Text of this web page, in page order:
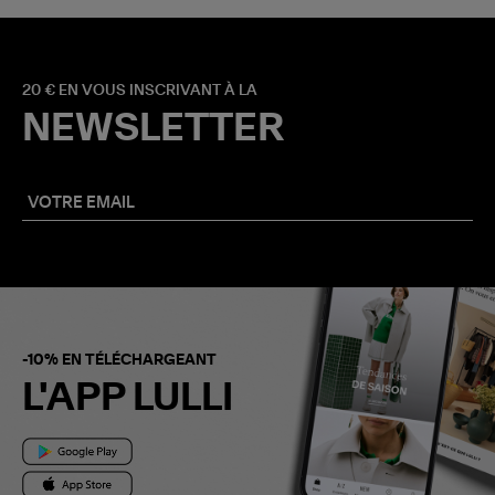
20 € EN VOUS INSCRIVANT À LA
NEWSLETTER
-10% EN TÉLÉCHARGEANT
L'APP LULLI